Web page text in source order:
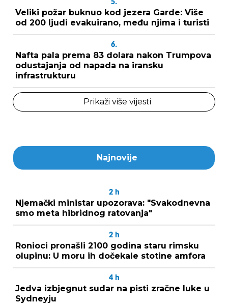
5.
Veliki požar buknuo kod jezera Garde: Više
od 200 ljudi evakuirano, među njima i turisti
6.
Nafta pala prema 83 dolara nakon Trumpova
odustajanja od napada na iransku
infrastrukturu
Prikaži više vijesti
Najnovije
2 h
Njemački ministar upozorava: "Svakodnevna
smo meta hibridnog ratovanja"
2 h
Ronioci pronašli 2100 godina staru rimsku
olupinu: U moru ih dočekale stotine amfora
4 h
Jedva izbjegnut sudar na pisti zračne luke u
Sydneyju